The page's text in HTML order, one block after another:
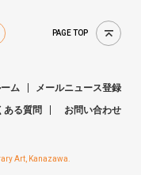
PAGE TOP
Art, Kanazawa.
ム
メールニュース登録
ある質問
お問い合わせ